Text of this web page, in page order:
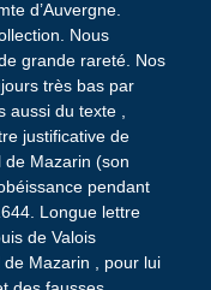
d’Auvergne.
Nous
grande rareté. Nos
très bas par
aussi du texte ,
justificative de
de Mazarin (son
pendant
Longue lettre
de Valois
Mazarin , pour lui